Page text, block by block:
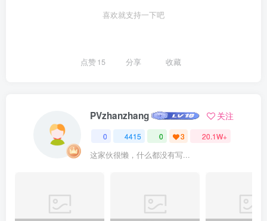
喜欢就支持一下吧
点赞15 分享 收藏
PVzhanzhang 关注
0 4415 0 3 20.1W+
这家伙很懒，什么都没有写...